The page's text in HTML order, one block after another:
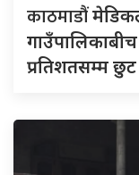
काठमाडौं
प्रतिशतसम्म